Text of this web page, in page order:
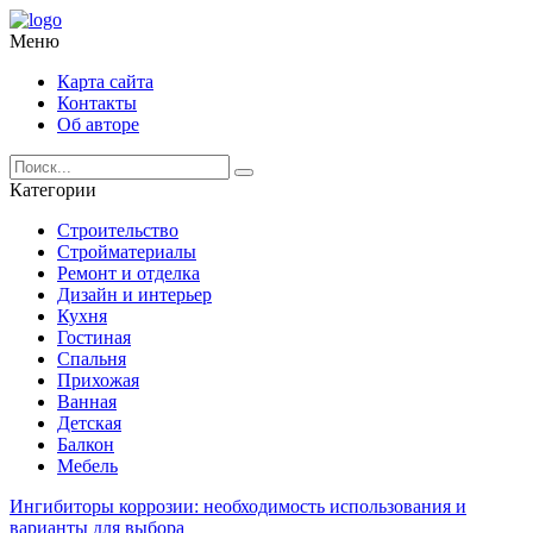
Меню
Карта сайта
Контакты
Об авторе
Категории
Строительство
Стройматериалы
Ремонт и отделка
Дизайн и интерьер
Кухня
Гостиная
Спальня
Прихожая
Ванная
Детская
Балкон
Мебель
Ингибиторы коррозии: необходимость использования и
варианты для выбора